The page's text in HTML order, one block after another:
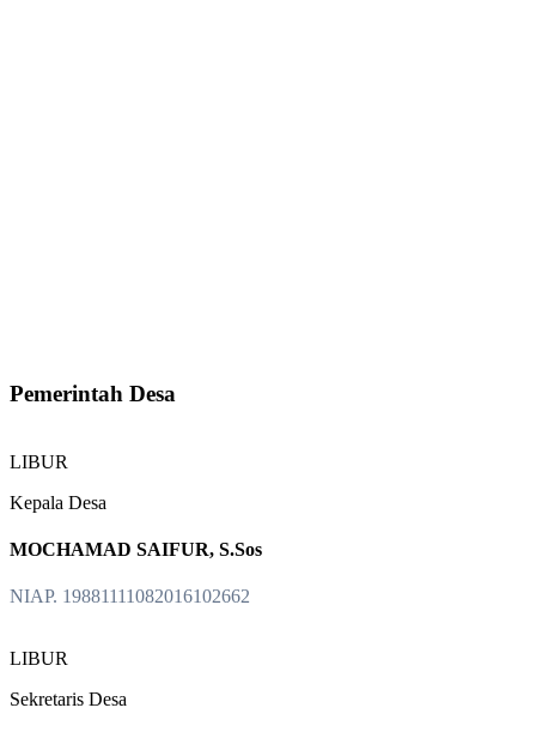
Pemerintah Desa
LIBUR
Kepala Desa
MOCHAMAD SAIFUR, S.Sos
NIAP. 19881111082016102662
LIBUR
Sekretaris Desa